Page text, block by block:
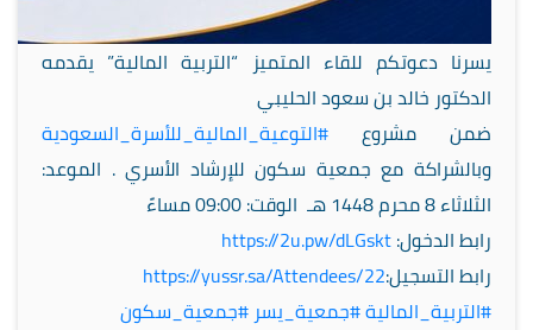
يسرنا دعوتكم للقاء المتميز “التربية المالية” يقدمه
الدكتور خالد بن سعود الحليبي
ضمن مشروع #التوعية_المالية_للأسرة_السعودية
وبالشراكة مع جمعية سكون للإرشاد الأسري . الموعد:
الثلاثاء 8 محرم 1448 هـ
الوقت: 09:00 مساءً
رابط الدخول:
https://2u.pw/dLGskt
رابط التسجيل:
https://yussr.sa/Attendees/22
#التربية_المالية#جمعية_يسر #جمعية_سكون